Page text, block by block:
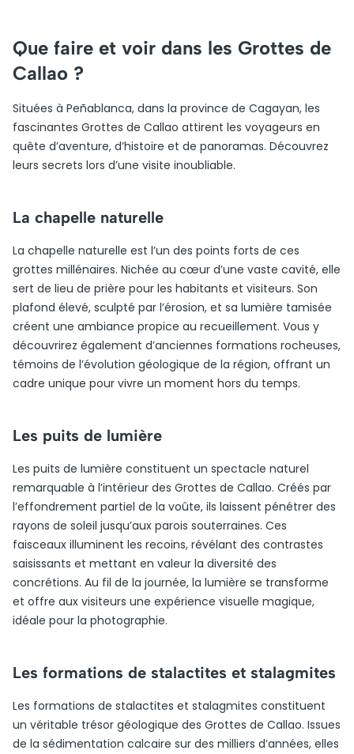
Que faire et voir dans les Grottes de
Callao ?
Situées à Peñablanca, dans la province de Cagayan, les
fascinantes Grottes de Callao attirent les voyageurs en
quête d’aventure, d’histoire et de panoramas. Découvrez
leurs secrets lors d’une visite inoubliable.
La chapelle naturelle
La chapelle naturelle est l’un des points forts de ces
grottes millénaires. Nichée au cœur d’une vaste cavité, elle
sert de lieu de prière pour les habitants et visiteurs. Son
plafond élevé, sculpté par l’érosion, et sa lumière tamisée
créent une ambiance propice au recueillement. Vous y
découvrirez également d’anciennes formations rocheuses,
témoins de l’évolution géologique de la région, offrant un
cadre unique pour vivre un moment hors du temps.
Les puits de lumière
Les puits de lumière constituent un spectacle naturel
remarquable à l’intérieur des Grottes de Callao. Créés par
l’effondrement partiel de la voûte, ils laissent pénétrer des
rayons de soleil jusqu’aux parois souterraines. Ces
faisceaux illuminent les recoins, révélant des contrastes
saisissants et mettant en valeur la diversité des
concrétions. Au fil de la journée, la lumière se transforme
et offre aux visiteurs une expérience visuelle magique,
idéale pour la photographie.
Les formations de stalactites et stalagmites
Les formations de stalactites et stalagmites constituent
un véritable trésor géologique des Grottes de Callao. Issues
de la sédimentation calcaire sur des milliers d’années, elles